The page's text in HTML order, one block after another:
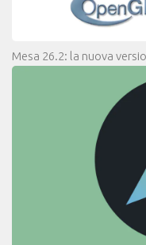
Mesa 26.2: la nuova